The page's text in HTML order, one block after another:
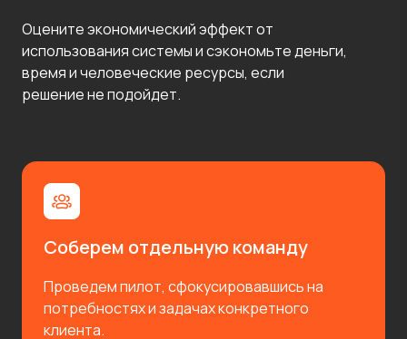
Оцените экономический эффект от
использования системы и сэкономьте деньги,
время и человеческие ресурсы, если
решение не подойдет.
Соберем отдельную команду
Проведем пилот, сфокусировавшись на
потребностях и задачах конкретного
клиента.